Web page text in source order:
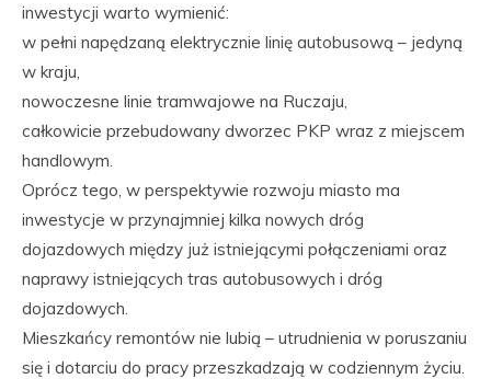
inwestycji warto wymienić:
w pełni napędzaną elektrycznie linię autobusową – jedyną
w kraju,
nowoczesne linie tramwajowe na Ruczaju,
całkowicie przebudowany dworzec PKP wraz z miejscem
handlowym.
Oprócz tego, w perspektywie rozwoju miasto ma
inwestycje w przynajmniej kilka nowych dróg
dojazdowych między już istniejącymi połączeniami oraz
naprawy istniejących tras autobusowych i dróg
dojazdowych.
Mieszkańcy remontów nie lubią – utrudnienia w poruszaniu
się i dotarciu do pracy przeszkadzają w codziennym życiu.